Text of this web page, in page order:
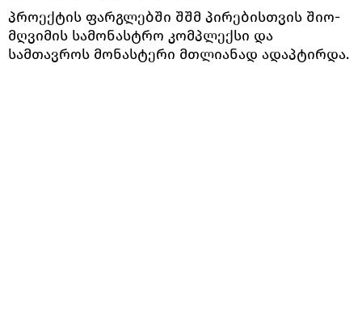
პროექტის ფარგლებში შშმ პირებისთვის შიო-
მღვიმის სამონასტრო კომპლექსი და
სამთავროს მონასტერი მთლიანად ადაპტირდა.